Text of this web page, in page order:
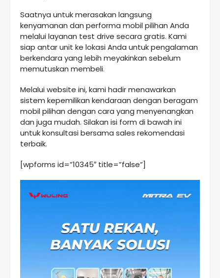
Saatnya untuk merasakan langsung
kenyamanan dan performa mobil pilihan Anda
melalui layanan test drive secara gratis. Kami
siap antar unit ke lokasi Anda untuk pengalaman
berkendara yang lebih meyakinkan sebelum
memutuskan membeli.
Melalui website ini, kami hadir menawarkan
sistem kepemilikan kendaraan dengan beragam
mobil pilihan dengan cara yang menyenangkan
dan juga mudah. Silakan isi form di bawah ini
untuk konsultasi bersama sales rekomendasi
terbaik.
[wpforms id=”10345″ title=”false”]